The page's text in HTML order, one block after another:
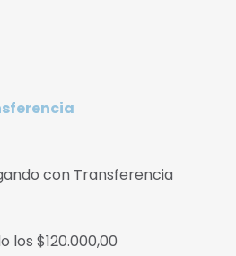
con Transferencia
los $120.000,00